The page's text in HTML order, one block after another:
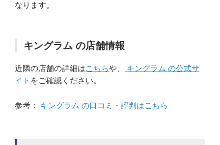
なります。
キングラム の店舗情報
近隣の店舗の詳細はこちらや、
キングラム の公式サ
イト をご確認ください。
参考： キングラム の口コミ・評判はこちら